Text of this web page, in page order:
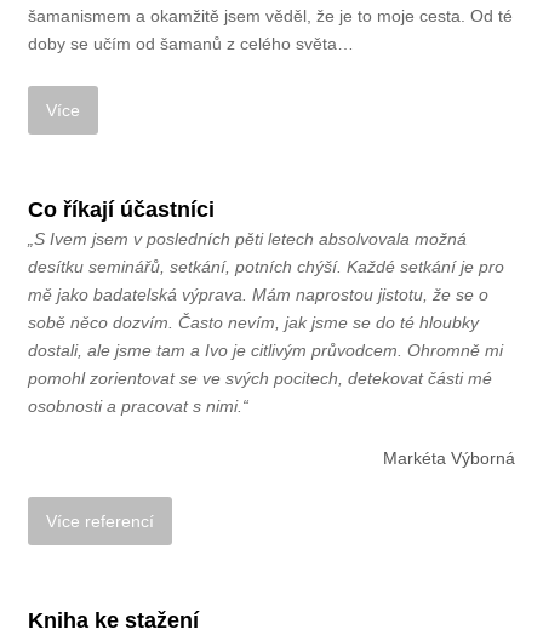
šamanismem a okamžitě jsem věděl, že je to moje cesta. Od té
doby se učím od šamanů z celého světa…
Co říkají účastníci
„S Ivem jsem v posledních pěti letech absolvovala možná
desítku seminářů, setkání, potních chýší. Každé setkání je pro
mě jako badatelská výprava. Mám naprostou jistotu, že se o
sobě něco dozvím. Často nevím, jak jsme se do té hloubky
dostali, ale jsme tam a Ivo je citlivým průvodcem. Ohromně mi
pomohl zorientovat se ve svých pocitech, detekovat části mé
osobnosti a pracovat s nimi.“
Markéta Výborná
Kniha ke stažení